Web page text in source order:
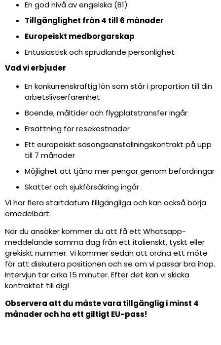
En god nivå av engelska (B1)
Tillgänglighet från 4 till 6 månader
Europeiskt medborgarskap
Entusiastisk och sprudlande personlighet
Vad vi erbjuder
En konkurrenskraftig lön som står i proportion till din
arbetslivserfarenhet
Boende, måltider och flygplatstransfer ingår
Ersättning för resekostnader
Ett europeiskt säsongsanställningskontrakt på upp
till 7 månader
Möjlighet att tjäna mer pengar genom befordringar
Skatter och sjukförsäkring ingår
Vi har flera startdatum tillgängliga och kan också börja
omedelbart.
När du ansöker kommer du att få ett Whatsapp-
meddelande samma dag från ett italienskt, tyskt eller
grekiskt nummer. Vi kommer sedan att ordna ett möte
för att diskutera positionen och se om vi passar bra ihop.
Intervjun tar cirka 15 minuter. Efter det kan vi skicka
kontraktet till dig!
Observera att du måste vara tillgänglig i minst 4
månader och ha ett giltigt EU-pass!